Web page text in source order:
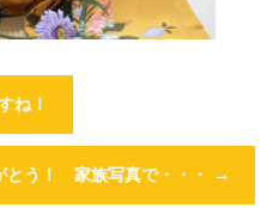
ね！
とう！ 家族写真で・・・ →